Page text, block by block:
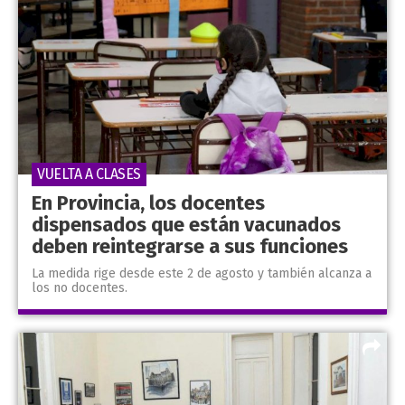
En Provincia, los docentes
dispensados que están vacunados
deben reintegrarse a sus funciones
La medida rige desde este 2 de agosto y también alcanza a
los no docentes.
VUELTA A CLASES